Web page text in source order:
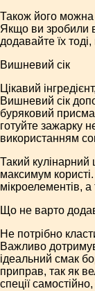
Також його можна
Якщо ви зробили
додавайте їх
Вишневий сік
Цікавий
Вишневий сік
буряковий
готуйте зажарку
використанням
Такий
максимум
мікроелементів, а
Що не варто
Не потрібно
Важливо
ідеальний смак
приправ, так як
спеції